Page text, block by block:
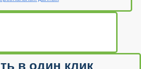
в один клик